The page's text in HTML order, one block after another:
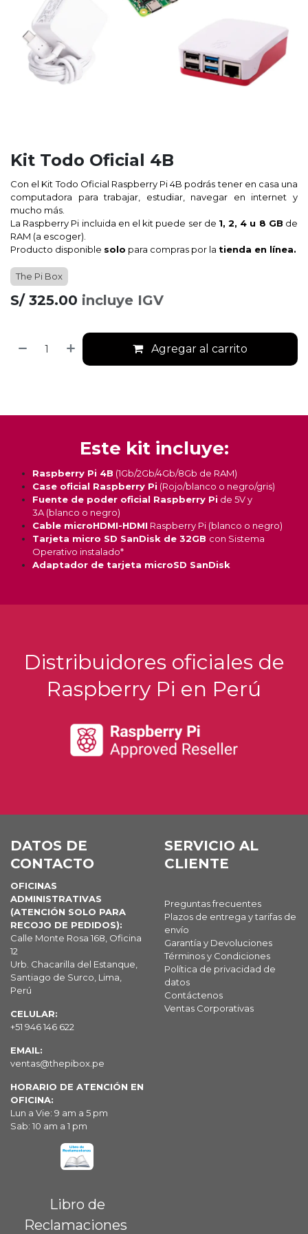
Kit Todo Oficial 4B
Con el Kit Todo Oficial Raspberry Pi 4B podrás tener en casa una
computadora para trabajar, estudiar, navegar en internet y
mucho más.
La Raspberry Pi incluida en el kit puede ser de 1, 2, 4 u 8 GB de
RAM (a escoger).
Producto disponible solo para compras por la tienda en línea.
The Pi Box
S/ 325.00 incluye IGV
Agregar al carrito
Este kit incluye:
Raspberry Pi 4B (1Gb/2Gb/4Gb/8Gb de RAM)
Case oficial Raspberry Pi (Rojo/blanco o negro/gris)
Fuente de poder oficial Raspberry Pi de 5V y
3A (blanco o negro)
Cable microHDMI-HDMI Raspberry Pi (blanco o negro)
Tarjeta micro SD SanDisk de 32GB con Sistema
Operativo instalado*
Adaptador de tarjeta microSD SanDisk
Distribuidores oficiales de
Raspberry Pi en Perú
DATOS DE
CONTACTO
OFICINAS
ADMINISTRATIVAS
(ATENCIÓN SOLO PARA
RECOJO DE PEDIDOS):
Calle Monte Rosa 168, Oficina
12
Urb. Chacarilla del Estanque,
Santiago de Surco, Lima,
Perú
CELULAR:
+51 946 146 622
EMAIL:
ventas@thepibox.pe
HORARIO DE ATENCIÓN EN
OFICINA:
Lun a Vie: 9 am a 5 pm
Sab: 10 am a 1 pm
SERVICIO AL
CLIENTE
Preguntas frecuentes
Plazos de entrega y tarifas de
envío
Garantía y Devoluciones
Términos y Condiciones
Política de privacidad de
datos
Contáctenos
Ventas Corporativas
Libro de
Reclamaciones